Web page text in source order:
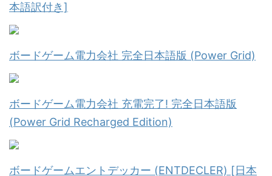
本語訳付き]
ボードゲーム電力会社 完全日本語版 (Power Grid)
ボードゲーム電力会社 充電完了! 完全日本語版
(Power Grid Recharged Edition)
ボードゲームエントデッカー (ENTDECLER) [日本